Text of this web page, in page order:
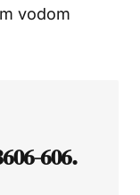
vodom
606.